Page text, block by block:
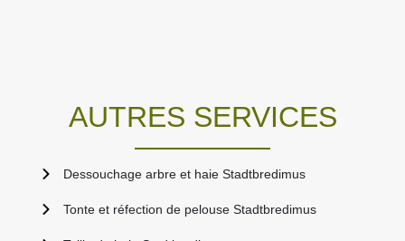
AUTRES SERVICES
Dessouchage arbre et haie Stadtbredimus
Tonte et réfection de pelouse Stadtbredimus